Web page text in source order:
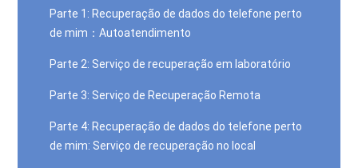
Parte 1: Recuperação de dados do telefone perto
de mim：Autoatendimento
Parte 2: Serviço de recuperação em laboratório
Parte 3: Serviço de Recuperação Remota
Parte 4: Recuperação de dados do telefone perto
de mim: Serviço de recuperação no local